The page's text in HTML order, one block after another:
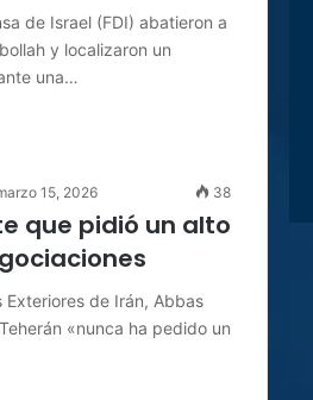
de Israel (FDI) abatieron a
y localizaron un
una…
15, 2026 38
que pidió un alto
Exteriores de Irán, Abbas
«nunca ha pedido un